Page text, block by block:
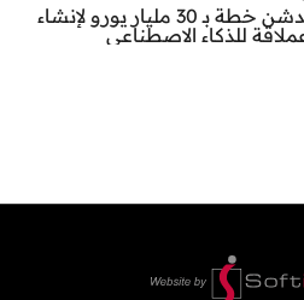
بروكسل تدشن خطة بـ 30 مليار يورو لإنشاء